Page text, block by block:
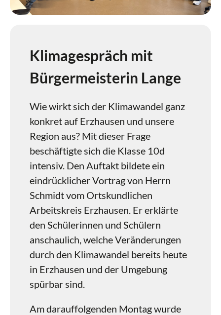
Klimagespräch mit
Bürgermeisterin Lange
Wie wirkt sich der Klimawandel ganz
konkret auf Erzhausen und unsere
Region aus? Mit dieser Frage
beschäftigte sich die Klasse 10d
intensiv. Den Auftakt bildete ein
eindrücklicher Vortrag von Herrn
Schmidt vom Ortskundlichen
Arbeitskreis Erzhausen. Er erklärte
den Schülerinnen und Schülern
anschaulich, welche Veränderungen
durch den Klimawandel bereits heute
in Erzhausen und der Umgebung
spürbar sind.
Am darauffolgenden Montag wurde